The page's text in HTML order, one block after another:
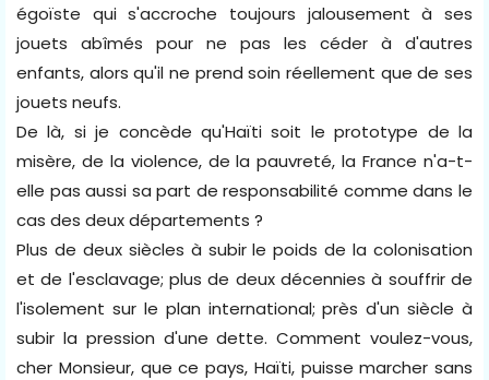
égoïste qui s'accroche toujours jalousement à ses
jouets abîmés pour ne pas les céder à d'autres
enfants, alors qu'il ne prend soin réellement que de ses
jouets neufs.
De là, si je concède qu'Haïti soit le prototype de la
misère, de la violence, de la pauvreté, la France n'a-t-
elle pas aussi sa part de responsabilité comme dans le
cas des deux départements ?
Plus de deux siècles à subir le poids de la colonisation
et de l'esclavage; plus de deux décennies à souffrir de
l'isolement sur le plan international; près d'un siècle à
subir la pression d'une dette. Comment voulez-vous,
cher Monsieur, que ce pays, Haïti, puisse marcher sans